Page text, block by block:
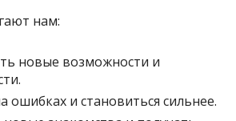
нам:
новые возможности и
ошибках и становиться сильнее.